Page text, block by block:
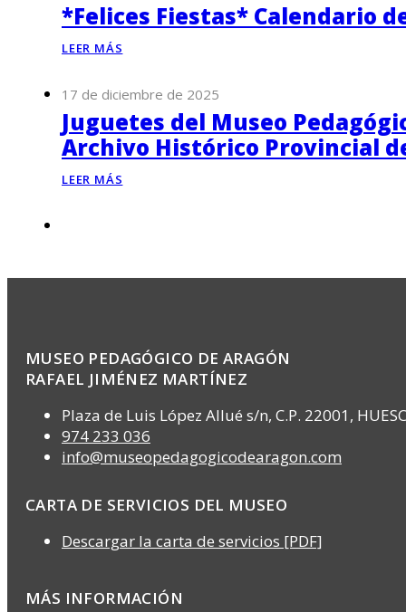
*Felices Fiestas* Calendario
LEER MÁS
17 de diciembre de 2025
Juguetes del Museo
Archivo Histórico Provincial
LEER MÁS
MUSEO PEDAGÓGICO DE ARAGÓN
RAFAEL JIMÉNEZ MARTÍNEZ
Plaza de Luis López Allué s/n, C.P. 22001,
974 233 036
info@museopedagogicodearagon.com
CARTA DE SERVICIOS DEL MUSEO
Descargar la carta de servicios [PDF]
MÁS INFORMACIÓN